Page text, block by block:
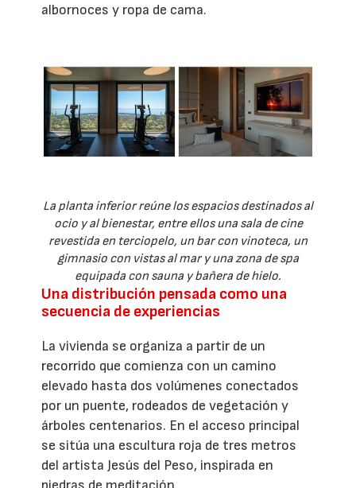
albornoces y ropa de cama.
La planta inferior reúne los espacios destinados al
ocio y al bienestar, entre ellos una sala de cine
revestida en terciopelo, un bar con vinoteca, un
gimnasio con vistas al mar y una zona de spa
equipada con sauna y bañera de hielo.
Una distribución pensada como una
secuencia de experiencias
La vivienda se organiza a partir de un
recorrido que comienza con un camino
elevado hasta dos volúmenes conectados
por un puente, rodeados de vegetación y
árboles centenarios. En el acceso principal
se sitúa una escultura roja de tres metros
del artista Jesús del Peso, inspirada en